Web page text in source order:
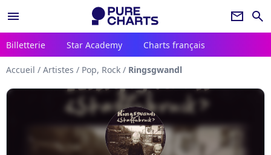
menu newsletter search
Billetterie Star Academy Charts français
Accueil / Artistes / Pop, Rock / Ringsgwandl